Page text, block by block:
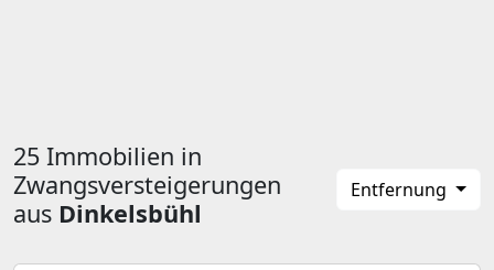
25 Immobilien in
Zwangsversteigerungen
aus Dinkelsbühl
Entfernung